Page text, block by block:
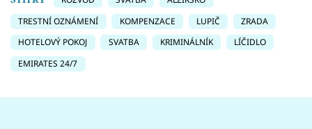
TRESTNÍ OZNÁMENÍ
KOMPENZACE LUPIČ
ZRADA
HOTELOVÝ POKOJ
SVATBA KRIMINÁLNÍK
LÍČIDLO
EMIRATES 24/7